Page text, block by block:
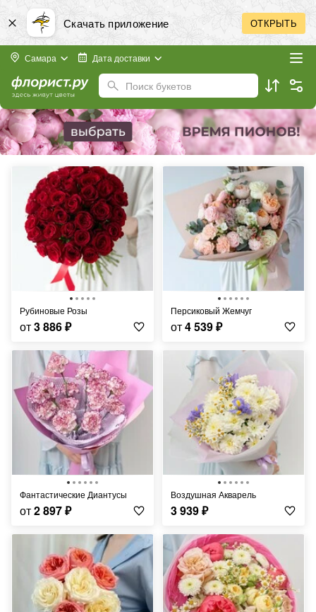
Скачать приложение ОТКРЫТЬ
Самара Дата доставки
Поиск букетов
Рубиновые Розы
от3 886₽
Персиковый Жемчуг
от4 539₽
Фантастические Диантусы
от2 897₽
Воздушная Акварель
3 939₽